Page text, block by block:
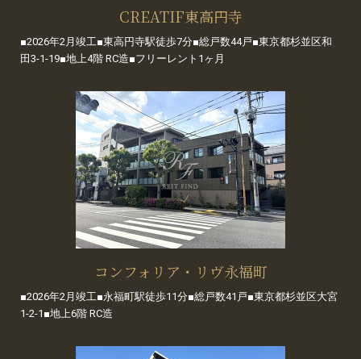
CREATIF東高円寺
■2026年2月竣工■東高円寺駅徒歩7分■総戸数44戸■東京都杉並区和
田3-1-19■地上4階 RC造■フリーレント1ヶ月
コンフォリア・リヴ永福町
■2026年2月竣工■永福町駅徒歩11分■総戸数41戸■東京都杉並区大宮
1-2-1■地上6階 RC造